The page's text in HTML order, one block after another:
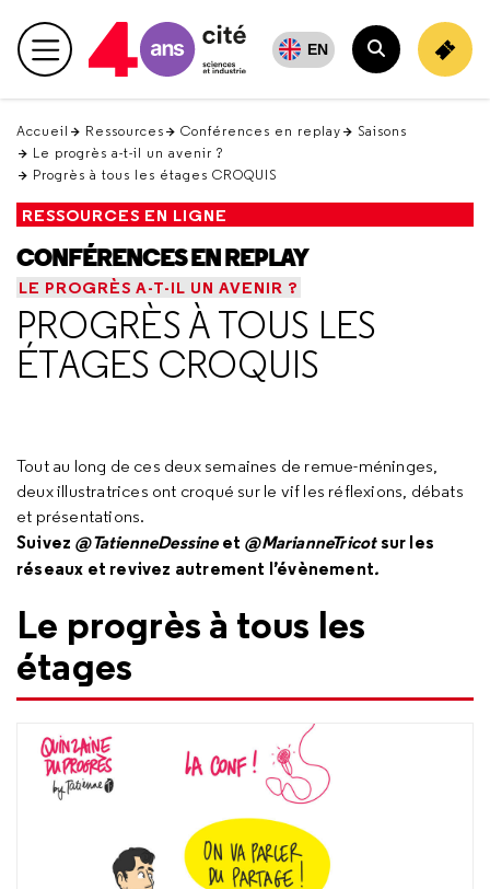
en
haut
EN
Accueil Ressources Conférences en replay
Saisons
Le progrès a-t-il un avenir ?
Progrès à tous les étages CROQUIS
RESSOURCES EN LIGNE
CONFÉRENCES EN REPLAY
LE PROGRÈS A-T-IL UN AVENIR ?
PROGRÈS À TOUS LES
ÉTAGES CROQUIS
Tout au long de ces deux semaines de remue-méninges,
deux illustratrices ont croqué sur le vif les réflexions, débats
et présentations.
Suivez @TatienneDessineet @MarianneTricotsur les
réseaux et revivez autrement l’évènement.
Le progrès à tous les
étages